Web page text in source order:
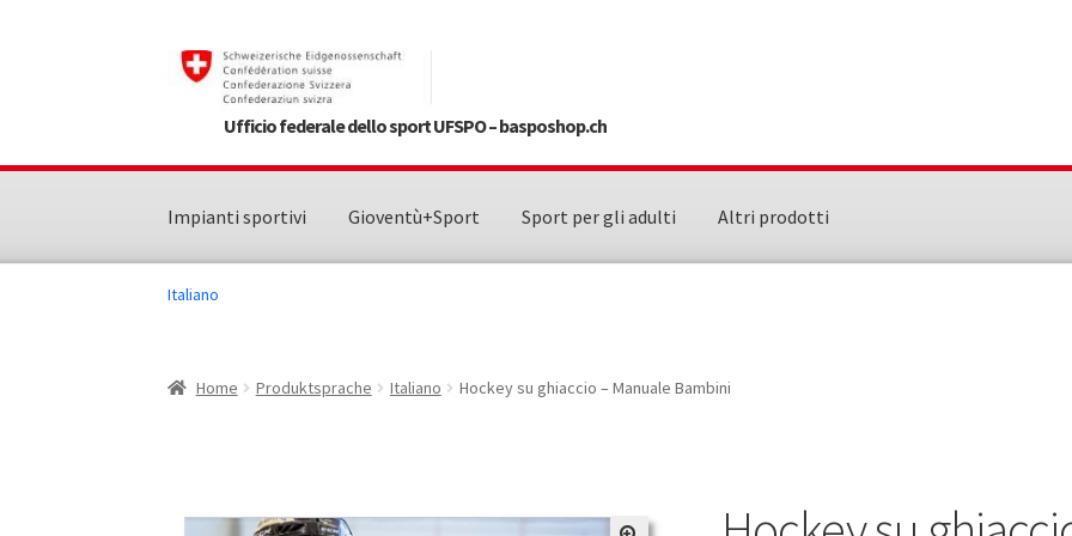
Vai
navigazione
Vai
contenutoUfficio federale dello sport UFSPO – basposhop.ch
Impianti sportivi Gioventù+Sport Sport per gli adulti Altri prodotti
Italiano
Home Produktsprache Italiano Hockey su ghiaccio – Manuale Bambini